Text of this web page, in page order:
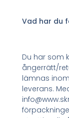
Vad har du
Du har som
ångerrätt/
lämnas
leverans.